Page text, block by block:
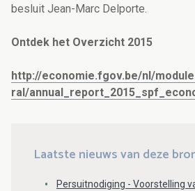
besluit Jean-Marc Delporte.
Ontdek het Overzicht 2015
http://economie.fgov.be/nl/
ral/
Laatste nieuws van deze
Persuitnodiging - Voorstelling